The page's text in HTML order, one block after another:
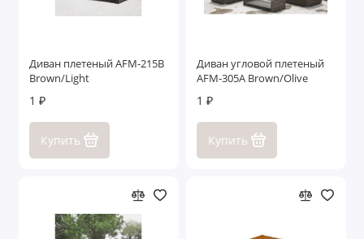
Диван плетеный AFM-215B
Brown/Light
1 ₽
Купить
Диван угловой плетеный
AFM-305A Brown/Olive
1 ₽
Купить